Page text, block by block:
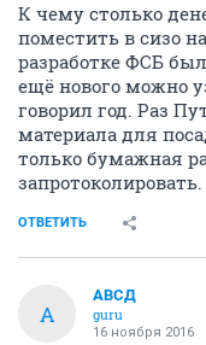
К чему столько
поместить в сизо
разработке ФСБ
ещё нового можно
говорил год. Раз
материала для
только бумажная
запротоколировать.
ОТВЕТИТЬ
А
АВСД
guru
16 ноября 2016